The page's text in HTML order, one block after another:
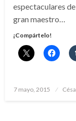
espectaculares
gran maestro…
¡Compártelo!
Publicado
7 mayo, 2015